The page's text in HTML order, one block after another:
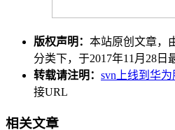
版权声明： 本站原创文章，
分类下，于2017年11月28日
转载请注明： svn上线到华
接URL
相关文章